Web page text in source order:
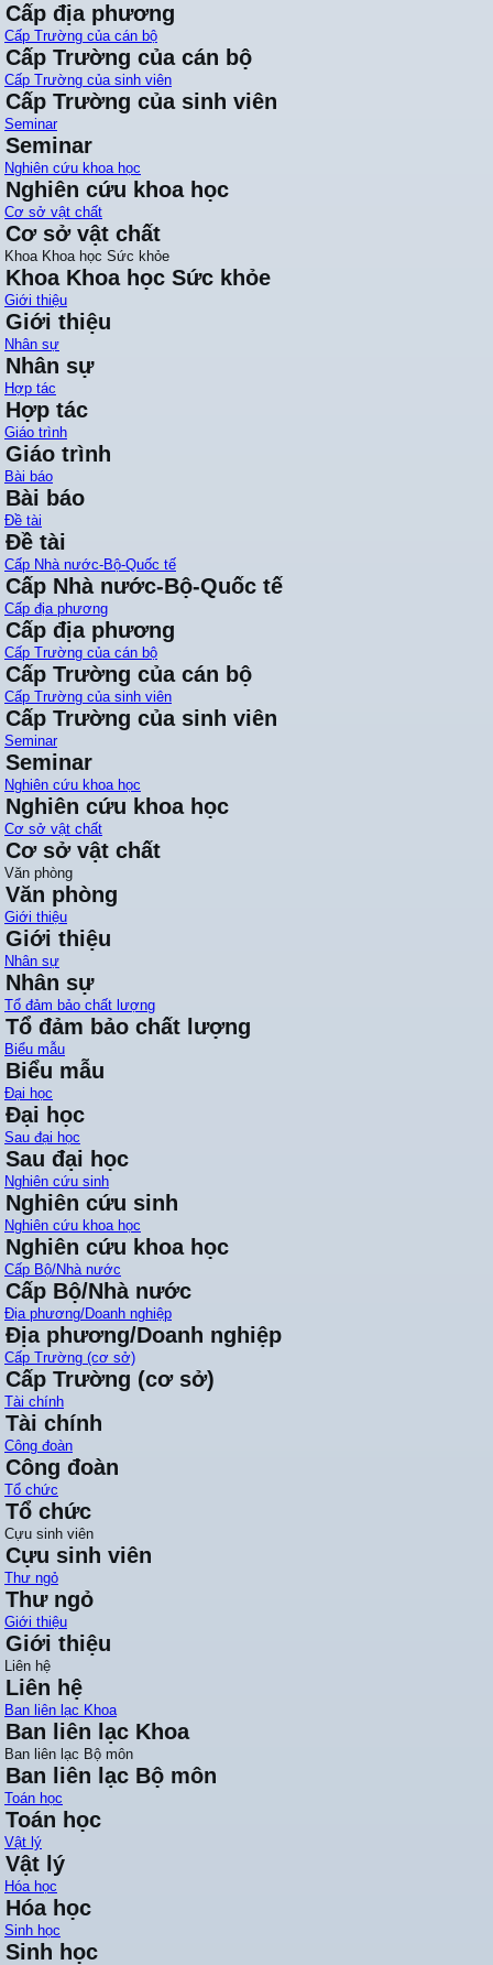
Cấp địa phương
Cấp Trường của cán bộ
Cấp Trường của cán bộ
Cấp Trường của sinh viên
Cấp Trường của sinh viên
Seminar
Seminar
Nghiên cứu khoa học
Nghiên cứu khoa học
Cơ sở vật chất
Cơ sở vật chất
Khoa Khoa học Sức khỏe
Khoa Khoa học Sức khỏe
Giới thiệu
Giới thiệu
Nhân sự
Nhân sự
Hợp tác
Hợp tác
Giáo trình
Giáo trình
Bài báo
Bài báo
Đề tài
Đề tài
Cấp Nhà nước-Bộ-Quốc tế
Cấp Nhà nước-Bộ-Quốc tế
Cấp địa phương
Cấp địa phương
Cấp Trường của cán bộ
Cấp Trường của cán bộ
Cấp Trường của sinh viên
Cấp Trường của sinh viên
Seminar
Seminar
Nghiên cứu khoa học
Nghiên cứu khoa học
Cơ sở vật chất
Cơ sở vật chất
Văn phòng
Văn phòng
Giới thiệu
Giới thiệu
Nhân sự
Nhân sự
Tổ đảm bảo chất lượng
Tổ đảm bảo chất lượng
Biểu mẫu
Biểu mẫu
Đại học
Đại học
Sau đại học
Sau đại học
Nghiên cứu sinh
Nghiên cứu sinh
Nghiên cứu khoa học
Nghiên cứu khoa học
Cấp Bộ/Nhà nước
Cấp Bộ/Nhà nước
Địa phương/Doanh nghiệp
Địa phương/Doanh nghiệp
Cấp Trường (cơ sở)
Cấp Trường (cơ sở)
Tài chính
Tài chính
Công đoàn
Công đoàn
Tổ chức
Tổ chức
Cựu sinh viên
Cựu sinh viên
Thư ngỏ
Thư ngỏ
Giới thiệu
Giới thiệu
Liên hệ
Liên hệ
Ban liên lạc Khoa
Ban liên lạc Khoa
Ban liên lạc Bộ môn
Ban liên lạc Bộ môn
Toán học
Toán học
Vật lý
Vật lý
Hóa học
Hóa học
Sinh học
Sinh học